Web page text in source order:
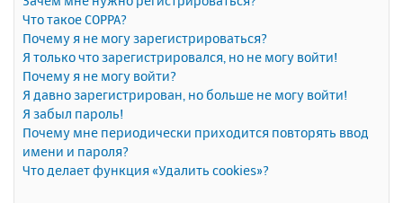
Что такое COPPA?
Почему я не могу зарегистрироваться?
Я только что зарегистрировался, но не могу войти!
Почему я не могу войти?
Я давно зарегистрирован, но больше не могу войти!
Я забыл пароль!
Почему мне периодически приходится повторять ввод
имени и пароля?
Что делает функция «Удалить cookies»?